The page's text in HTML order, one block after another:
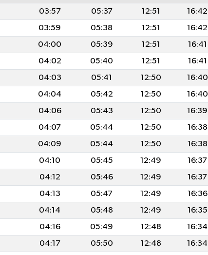
03:57 05:37 12:51 16:42
03:59 05:38 12:51 16:42
04:00 05:39 12:51 16:41
04:02 05:40 12:51 16:41
04:03 05:41 12:50 16:40
04:04 05:42 12:50 16:40
04:06 05:43 12:50 16:39
04:07 05:44 12:50 16:38
04:09 05:44 12:50 16:38
04:10 05:45 12:49 16:37
04:12 05:46 12:49 16:37
04:13 05:47 12:49 16:36
04:14 05:48 12:49 16:35
04:16 05:49 12:48 16:34
04:17 05:50 12:48 16:34